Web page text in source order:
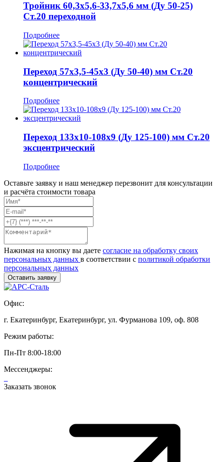
Тройник 60,3x5,6-33,7x5,6 мм (Ду 50-25)
Ст.20 переходной
Подробнее
Переход 57x3,5-45x3 (Ду 50-40) мм Ст.20
концентрический
Подробнее
Переход 133x10-108x9 (Ду 125-100) мм Ст.20
эксцентрический
Подробнее
Оставьте заявку и наш менеджер перезвонит для консультации
и расчёта стоимости товара
Нажимая на кнопку вы даете согласие на обработку своих
персональных данных в соответствии с политикой обработки
персональных данных
Офис:
г. Екатеринбург, Екатеринбург, ул. Фурманова 109, оф. 808
Режим работы:
Пн-Пт 8:00-18:00
Мессенджеры:
Заказать звонок